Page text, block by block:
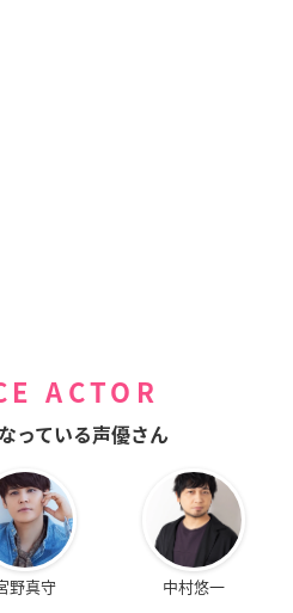
ACTOR
っている声優さん
野真守 中村悠一